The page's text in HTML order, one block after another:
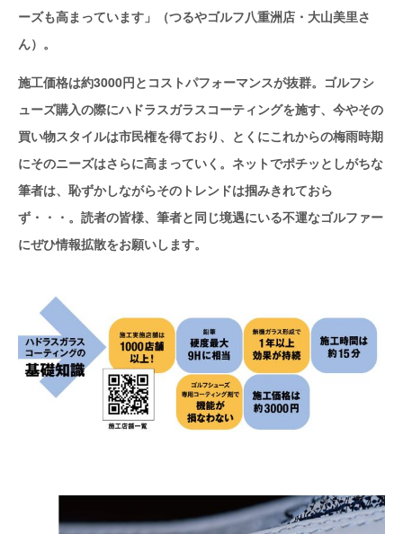
ーズも高まっています」（つるやゴルフ八重洲店・大山美里さ
ん）。
施工価格は約3000円とコストパフォーマンスが抜群。ゴルフシ
ューズ購入の際にハドラスガラスコーティングを施す、今やその
買い物スタイルは市民権を得ており、とくにこれからの梅雨時期
にそのニーズはさらに高まっていく。ネットでポチッとしがちな
筆者は、恥ずかしながらそのトレンドは掴みきれておら
ず・・・。読者の皆様、筆者と同じ境遇にいる不運なゴルファー
にぜひ情報拡散をお願いします。